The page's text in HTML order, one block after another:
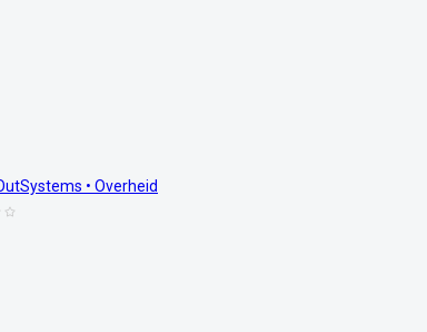
• Overheid